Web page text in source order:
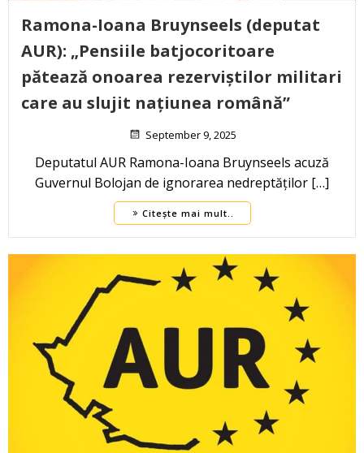
Ramona-Ioana Bruynseels (deputat
AUR): „Pensiile batjocoritoare
pătează onoarea rezerviștilor militari
care au slujit națiunea română”
September 9, 2025
Deputatul AUR Ramona-Ioana Bruynseels acuză
Guvernul Bolojan de ignorarea nedreptăților […]
Citește mai mult..